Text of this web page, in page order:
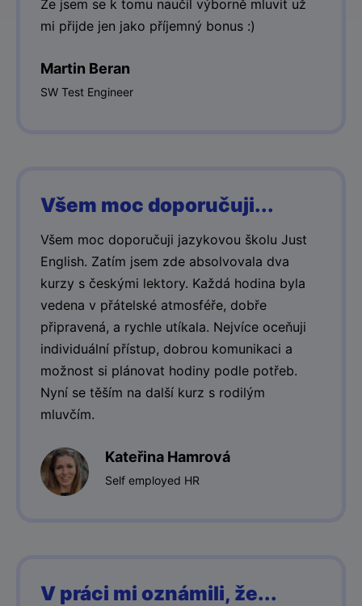
Že jsem se k tomu naučil výborně mluvit už
mi přijde jen jako příjemný bonus :)
Martin Beran
SW Test Engineer
Všem moc doporučuji...
Všem moc doporučuji jazykovou školu Just
English. Zatím jsem zde absolvovala dva
kurzy s českými lektory. Každá hodina byla
vedena v přátelské atmosféře, dobře
připravená, a rychle utíkala. Nejvíce oceňuji
individuální přístup, dobrou komunikaci a
možnost si plánovat hodiny podle potřeb.
Nyní se těším na další kurz s rodilým
mluvčím.
Kateřina Hamrová
Self employed HR
V práci mi oznámili, že...